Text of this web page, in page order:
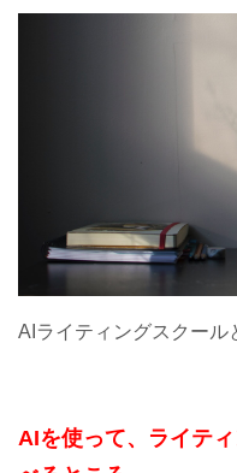
AIライティングスクール
AIを使って、ライテ